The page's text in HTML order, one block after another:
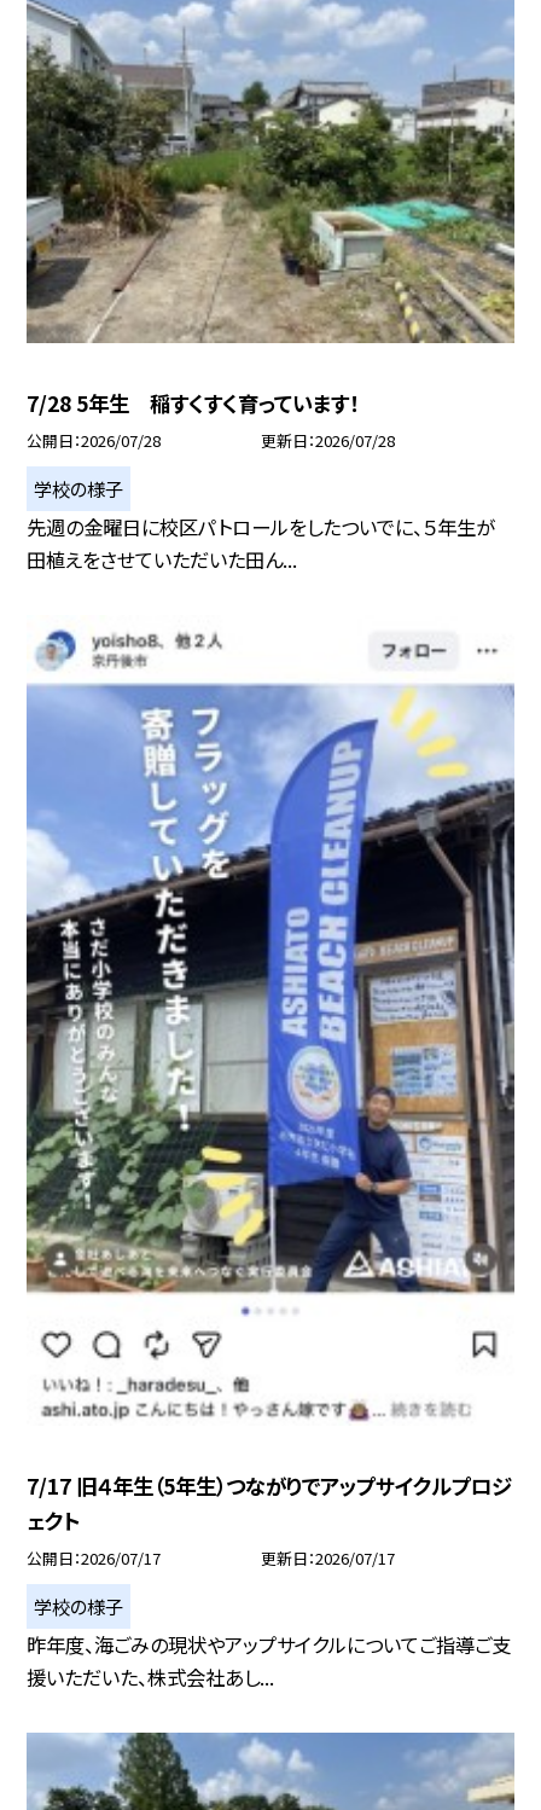
7/28 5年生 稲すくすく育っています！
公開日 2026/07/28 更新日 2026/07/28
学校の様子
先週の金曜日に校区パトロールをしたついでに、５年生が
田植えをさせていただいた田ん...
7/17 旧４年生（5年生）つながりでアップサイクルプロジ
ェクト
公開日 2026/07/17 更新日 2026/07/17
学校の様子
昨年度、海ごみの現状やアップサイクルについてご指導ご支
援いただいた、株式会社あし...